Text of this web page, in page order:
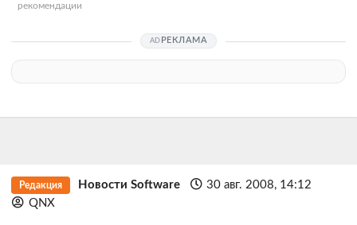
рекомендации
РЕКЛАМА
Редакция Новости Software
30 авг. 2008, 14:12
QNX